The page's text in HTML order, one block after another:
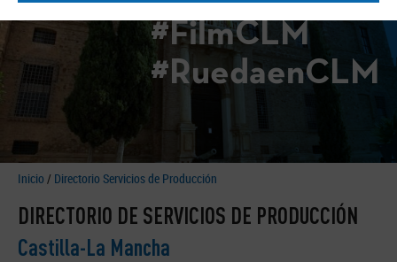
#FilmCLM
#RuedaenCLM
Inicio / Directorio Servicios de Producción
DIRECTORIO DE SERVICIOS DE PRODUCCIÓN
Castilla-La Mancha